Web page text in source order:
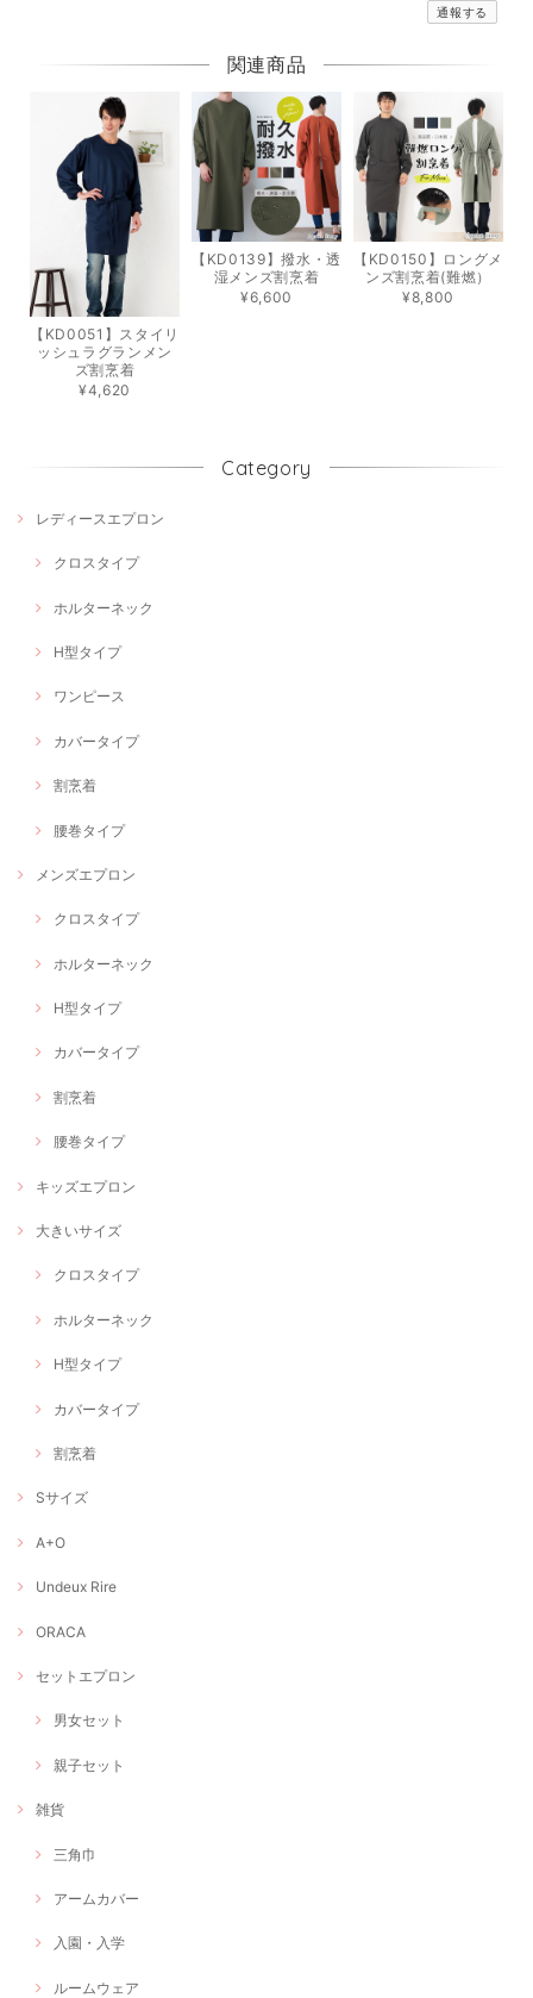
通報する
関連商品
【KD0051】スタイリ
ッシュラグランメン
ズ割烹着
¥4,620
【KD0139】撥水・透
湿メンズ割烹着
¥6,600
【KD0150】ロングメ
ンズ割烹着(難燃）
¥8,800
Category
レディースエプロン
クロスタイプ
ホルターネック
H型タイプ
ワンピース
カバータイプ
割烹着
腰巻タイプ
メンズエプロン
クロスタイプ
ホルターネック
H型タイプ
カバータイプ
割烹着
腰巻タイプ
キッズエプロン
大きいサイズ
クロスタイプ
ホルターネック
H型タイプ
カバータイプ
割烹着
Sサイズ
A+O
Undeux Rire
ORACA
セットエプロン
男女セット
親子セット
雑貨
三角巾
アームカバー
入園・入学
ルームウェア